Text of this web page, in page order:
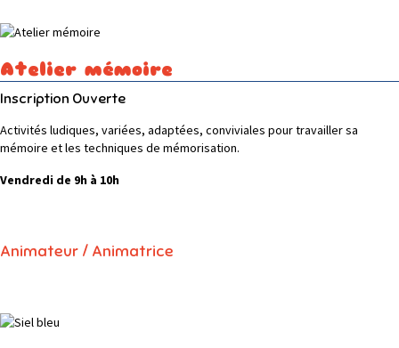
Atelier mémoire
Inscription Ouverte
Activités ludiques, variées, adaptées, conviviales pour travailler sa
mémoire et les techniques de mémorisation.
Vendredi de 9h à 10h
Animateur / Animatrice